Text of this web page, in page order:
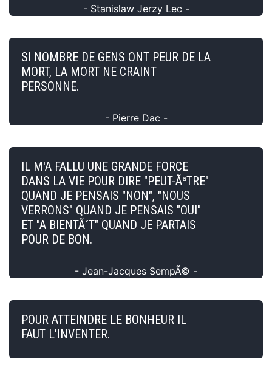
- Stanislaw Jerzy Lec -
SI NOMBRE DE GENS ONT PEUR DE LA
MORT, LA MORT NE CRAINT
PERSONNE.
- Pierre Dac -
IL M'A FALLU UNE GRANDE FORCE
DANS LA VIE POUR DIRE "PEUT-ÃªTRE"
QUAND JE PENSAIS "NON", "NOUS
VERRONS" QUAND JE PENSAIS "OUI"
ET "A BIENTÃ´T" QUAND JE PARTAIS
POUR DE BON.
- Jean-Jacques SempÃ© -
POUR ATTEINDRE LE BONHEUR IL
FAUT L'INVENTER.